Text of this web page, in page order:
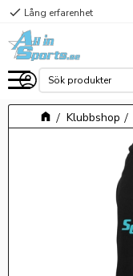
Meny
check Lång erfarenhet
Klubbshop